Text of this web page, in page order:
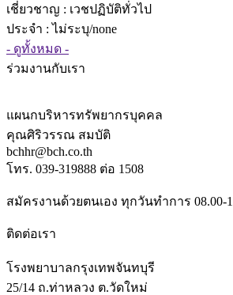
เชี่ยวชาญ : เวชปฏิบัติทั่วไป
ประจำ : ไม่ระบุ/none
- ดูทั้งหมด -
ร่วมงานกับเรา
แผนกบริหารทรัพยากรบุคคล
คุณศิริวรรณ สมบัติ
bchhr@bch.co.th
โทร. 039-319888 ต่อ 1508
สมัครงานด้วยตนเอง ทุกวันทำการ 08.00-
ติดต่อเรา
โรงพยาบาลกรุงเทพจันทบุรี
25/14 ถ.ท่าหลวง ต.วัดใหม่